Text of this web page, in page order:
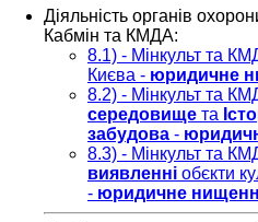
Діяльність органів
Кабмін та КМДА:
8.1) - Мінкульт та
Києва - юридичне
8.2) - Мінкульт та
середовище та
забудова -
8.3) - Мінкульт та
виявленні обєкти
- юридичне